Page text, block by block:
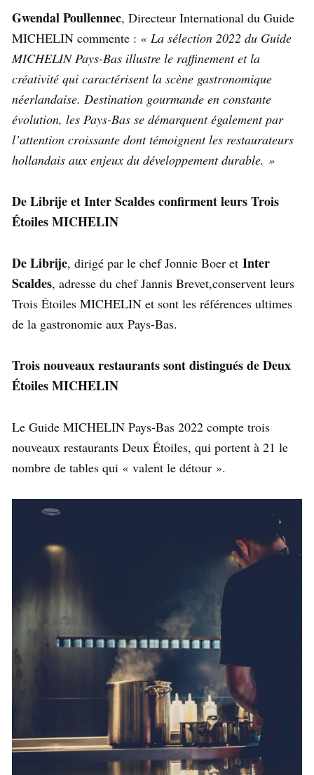
Gwendal Poullennec, Directeur International du Guide
MICHELIN commente : « La sélection 2022 du Guide
MICHELIN Pays-Bas illustre le raffinement et la
créativité qui caractérisent la scène gastronomique
néerlandaise. Destination gourmande en constante
évolution, les Pays-Bas se démarquent également par
l’attention croissante dont témoignent les restaurateurs
hollandais aux enjeux du développement durable. »
De Librije et Inter Scaldes confirment leurs Trois
Étoiles MICHELIN
De Librije, dirigé par le chef Jonnie Boer et Inter
Scaldes, adresse du chef Jannis Brevet,conservent leurs
Trois Étoiles MICHELIN et sont les références ultimes
de la gastronomie aux Pays-Bas.
Trois nouveaux restaurants sont distingués de Deux
Étoiles MICHELIN
Le Guide MICHELIN Pays-Bas 2022 compte trois
nouveaux restaurants Deux Étoiles, qui portent à 21 le
nombre de tables qui « valent le détour ».